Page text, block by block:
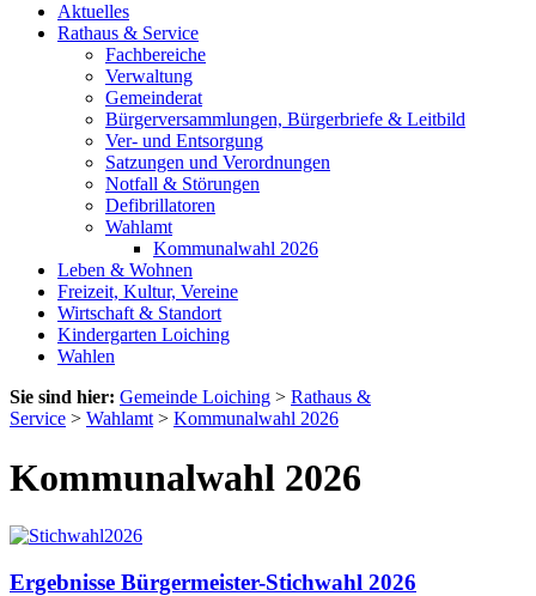
Aktuelles
Rathaus & Service
Fachbereiche
Verwaltung
Gemeinderat
Bürgerversammlungen, Bürgerbriefe & Leitbild
Ver- und Entsorgung
Satzungen und Verordnungen
Notfall & Störungen
Defibrillatoren
Wahlamt
Kommunalwahl 2026
Leben & Wohnen
Freizeit, Kultur, Vereine
Wirtschaft & Standort
Kindergarten Loiching
Wahlen
Sie sind hier: Gemeinde Loiching > Rathaus &
Service > Wahlamt > Kommunalwahl 2026
Kommunalwahl 2026
Ergebnisse Bürgermeister-Stichwahl 2026